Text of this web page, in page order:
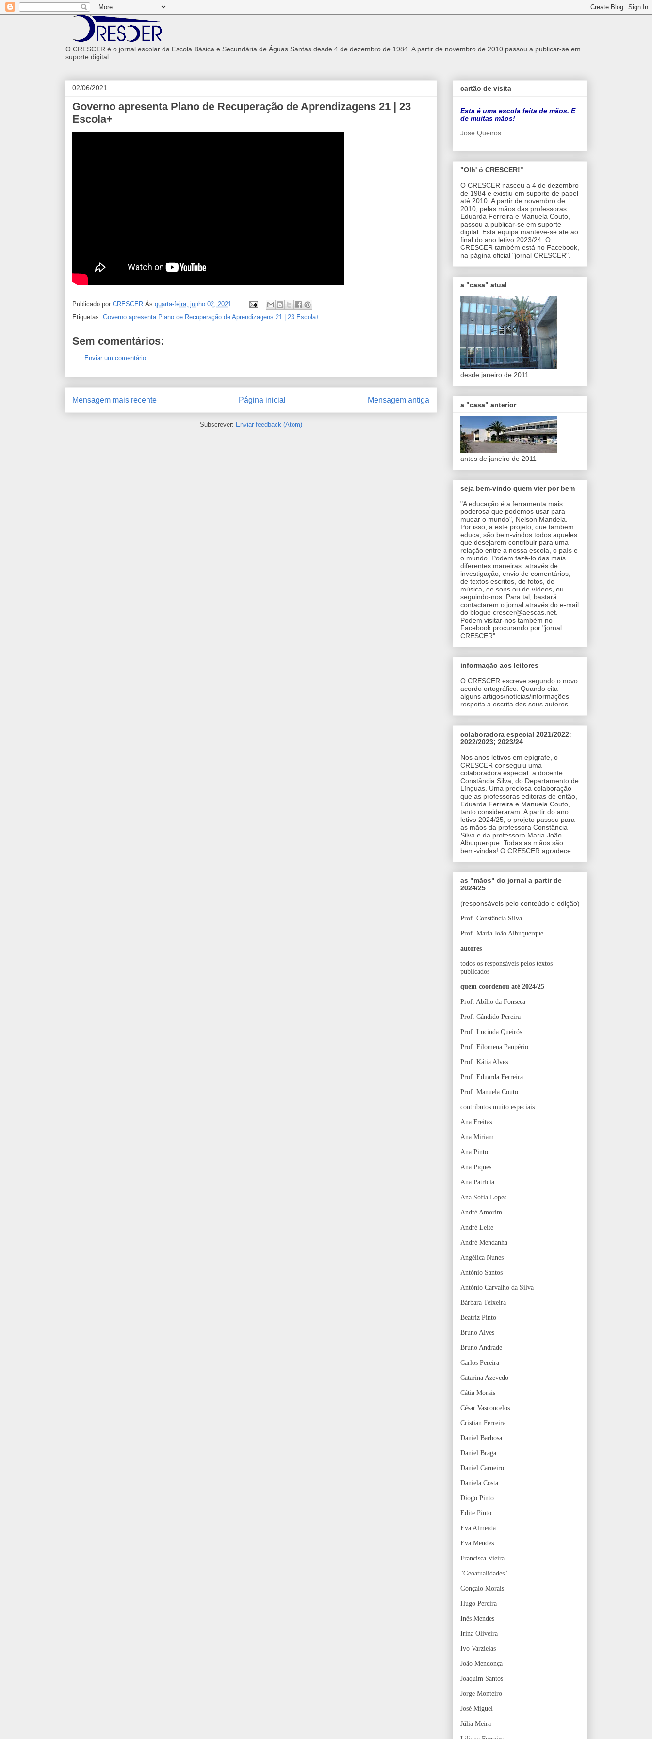
O CRESCER é o jornal escolar da Escola Básica e Secundária de Águas Santas desde 4 de dezembro de 1984. A partir de novembro de 2010 passou a publicar-se em
suporte digital.
02/06/2021
Governo apresenta Plano de Recuperação de Aprendizagens 21 | 23
Escola+
Publicado por CRESCER Às quarta-feira, junho 02, 2021
Etiquetas: Governo apresenta Plano de Recuperação de Aprendizagens 21 | 23 Escola+
Sem comentários:
Enviar um comentário
Mensagem mais recente Mensagem antiga
Página inicial
Subscrever: Enviar feedback (Atom)
cartão de visita
Esta é uma escola feita de mãos. E
de muitas mãos!
José Queirós
"Olh' ó CRESCER!"
O CRESCER nasceu a 4 de dezembro
de 1984 e existiu em suporte de papel
até 2010. A partir de novembro de
2010, pelas mãos das professoras
Eduarda Ferreira e Manuela Couto,
passou a publicar-se em suporte
digital. Esta equipa manteve-se até ao
final do ano letivo 2023/24. O
CRESCER também está no Facebook,
na página oficial "jornal CRESCER".
a "casa" atual
desde janeiro de 2011
a "casa" anterior
antes de janeiro de 2011
seja bem-vindo quem vier por bem
"A educação é a ferramenta mais
poderosa que podemos usar para
mudar o mundo", Nelson Mandela.
Por isso, a este projeto, que também
educa, são bem-vindos todos aqueles
que desejarem contribuir para uma
relação entre a nossa escola, o país e
o mundo. Podem fazê-lo das mais
diferentes maneiras: através de
investigação, envio de comentários,
de textos escritos, de fotos, de
música, de sons ou de vídeos, ou
seguindo-nos. Para tal, bastará
contactarem o jornal através do e-mail
do blogue crescer@aescas.net.
Podem visitar-nos também no
Facebook procurando por "jornal
CRESCER".
informação aos leitores
O CRESCER escreve segundo o novo
acordo ortográfico. Quando cita
alguns artigos/notícias/informações
respeita a escrita dos seus autores.
colaboradora especial 2021/2022;
2022/2023; 2023/24
Nos anos letivos em epígrafe, o
CRESCER conseguiu uma
colaboradora especial: a docente
Constância Silva, do Departamento de
Línguas. Uma preciosa colaboração
que as professoras editoras de então,
Eduarda Ferreira e Manuela Couto,
tanto consideraram. A partir do ano
letivo 2024/25, o projeto passou para
as mãos da professora Constância
Silva e da professora Maria João
Albuquerque. Todas as mãos são
bem-vindas! O CRESCER agradece.
as "mãos" do jornal a partir de
2024/25
(responsáveis pelo conteúdo e edição)
Prof. Constância Silva
Prof. Maria João Albuquerque
autores
todos os responsáveis pelos textos
publicados
quem coordenou até 2024/25
Prof. Abílio da Fonseca
Prof. Cândido Pereira
Prof. Lucinda Queirós
Prof. Filomena Paupério
Prof. Kátia Alves
Prof. Eduarda Ferreira
Prof. Manuela Couto
contributos muito especiais:
Ana Freitas
Ana Miriam
Ana Pinto
Ana Piques
Ana Patrícia
Ana Sofia Lopes
André Amorim
André Leite
André Mendanha
Angélica Nunes
António Santos
António Carvalho da Silva
Bárbara Teixeira
Beatriz Pinto
Bruno Alves
Bruno Andrade
Carlos Pereira
Catarina Azevedo
Cátia Morais
César Vasconcelos
Cristian Ferreira
Daniel Barbosa
Daniel Braga
Daniel Carneiro
Daniela Costa
Diogo Pinto
Edite Pinto
Eva Almeida
Eva Mendes
Francisca Vieira
"Geoatualidades"
Gonçalo Morais
Hugo Pereira
Inês Mendes
Irina Oliveira
Ivo Varzielas
João Mendonça
Joaquim Santos
Jorge Monteiro
José Miguel
Júlia Meira